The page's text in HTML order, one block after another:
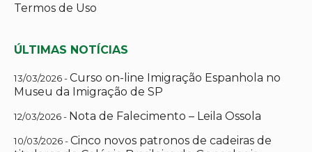
Termos de Uso
ÚLTIMAS NOTÍCIAS
13/03/2026 -Curso on-line Imigração Espanhola no
Museu da Imigração de SP
12/03/2026 - Nota de Falecimento – Leila Ossola
10/03/2026 -Cinco novos patronos de cadeiras de